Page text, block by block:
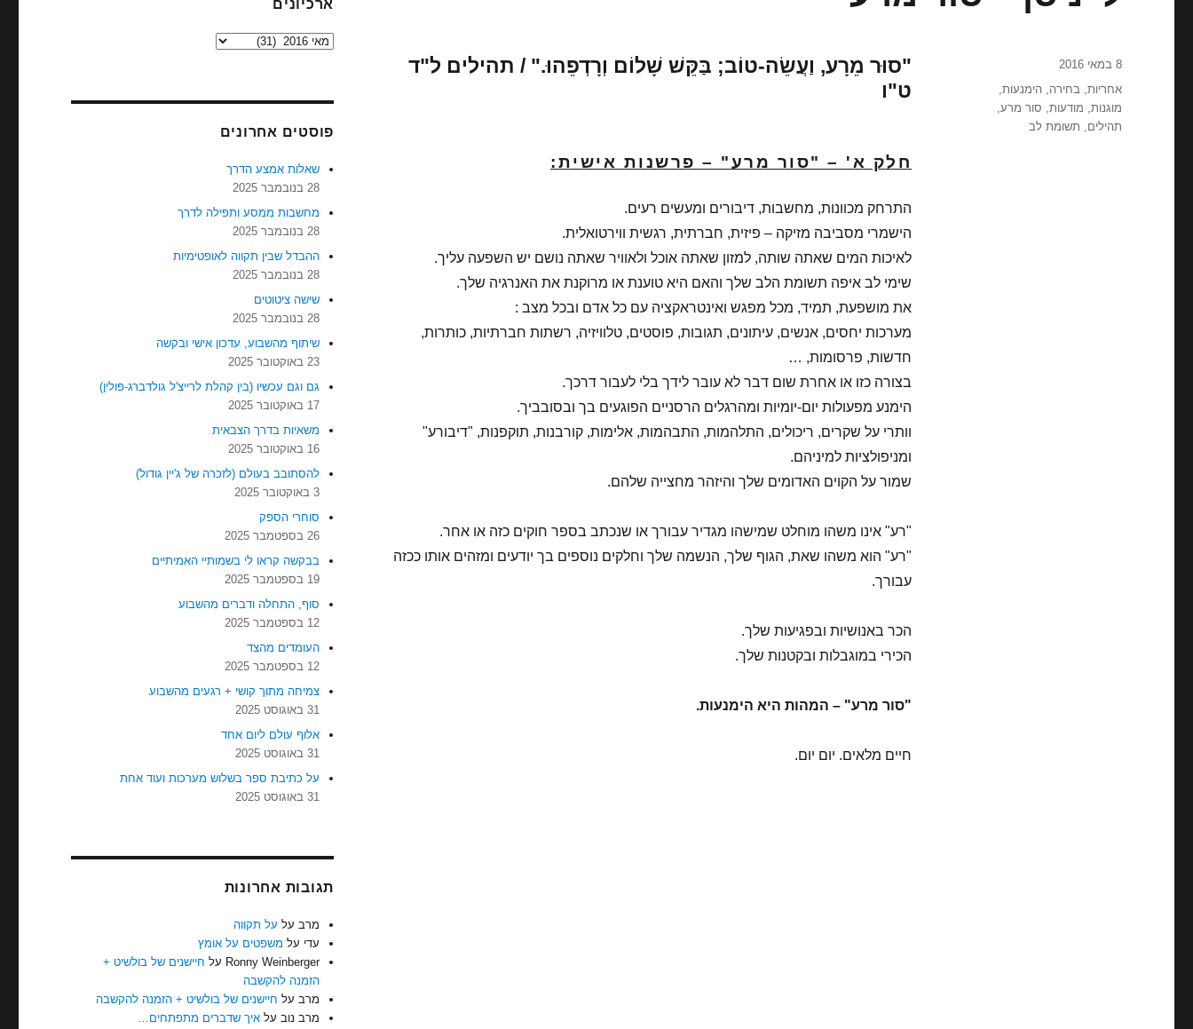
"סוּר מֵרָע, וַעֲשֵׂה-טוֹב; בַּקֵּשׁ שָׁלוֹם וְרָדְפֵהוּ." / תהילים ל"ד
ט"ו
חלק א' – "סור מרע" – פרשנות אישית:
התרחק מכוונות, מחשבות, דיבורים ומעשים רעים.
הישמרי מסביבה מזיקה – פיזית, חברתית, רגשית ווירטואלית.
לאיכות המים שאתה שותה, למזון שאתה אוכל ולאוויר שאתה נושם יש השפעה עליך.
שימי לב איפה תשומת הלב שלך והאם היא טוענת או מרוקנת את האנרגיה שלך.
את מושפעת, תמיד, מכל מפגש ואינטראקציה עם כל אדם ובכל מצב :
מערכות יחסים, אנשים, עיתונים, תגובות, פוסטים, טלוויזיה, רשתות חברתיות, כותרות,
חדשות, פרסומות, …
בצורה כזו או אחרת שום דבר לא עובר לידך בלי לעבור דרכך.
הימנע מפעולות יום-יומיות ומהרגלים הרסניים הפוגעים בך ובסובביך.
וותרי על שקרים, ריכולים, התלהמות, התבהמות, אלימות, קורבנות, תוקפנות, "דיבורע"
ומניפולציות למיניהם.
שמור על הקוים האדומים שלך והיזהר מחצייה שלהם.
"רע" אינו משהו מוחלט שמישהו מגדיר עבורך או שנכתב בספר חוקים כזה או אחר.
"רע" הוא משהו שאת, הגוף שלך, הנשמה שלך וחלקים נוספים בך יודעים ומזהים אותו ככזה
עבורך.
הכר באנושיות ובפגיעות שלך.
הכירי במוגבלות ובקטנות שלך.
"סור מרע" – המהות היא הימנעות.
חיים מלאים. יום יום.
פורסם
8 במאי 2016
תגיות
אחריות,בחירה,הימנעות,
מוגנות, מודעות, סור מרע,
תהילים, תשומת לב
ארכיונים
ארכיונים
פוסטים אחרונים
שאלות אמצע הדרך
28 בנובמבר 2025
מחשבות ממסע ותפילה לדרך
28 בנובמבר 2025
ההבדל שבין תקווה לאופטימיות
28 בנובמבר 2025
שישה ציטוטים
28 בנובמבר 2025
שיתוף מהשבוע, עדכון אישי ובקשה
23 באוקטובר 2025
גם וגם עכשיו (בין קהלת לרייצ'ל גולדברג-פולין)
17 באוקטובר 2025
משאיות בדרך הצבאית
16 באוקטובר 2025
להסתובב בעולם (לזכרה של ג'יין גודול)
3 באוקטובר 2025
סוחרי הספק
26 בספטמבר 2025
בבקשה קראו לי בשמותיי האמיתיים
19 בספטמבר 2025
סוף, התחלה ודברים מהשבוע
12 בספטמבר 2025
העומדים מהצד
12 בספטמבר 2025
צמיחה מתוך קושי + רגעים מהשבוע
31 באוגוסט 2025
אלוף עולם ליום אחד
31 באוגוסט 2025
על כתיבת ספר בשלוש מערכות ועוד אחת
31 באוגוסט 2025
תגובות אחרונות
מרב על על תקווה
עדי על משפטים על אומץ
Ronny Weinberger על חיישנים של בולשיט +
הזמנה להקשבה
מרב על חיישנים של בולשיט + הזמנה להקשבה
מרב נוב עלאיך שדברים מתפתחים…